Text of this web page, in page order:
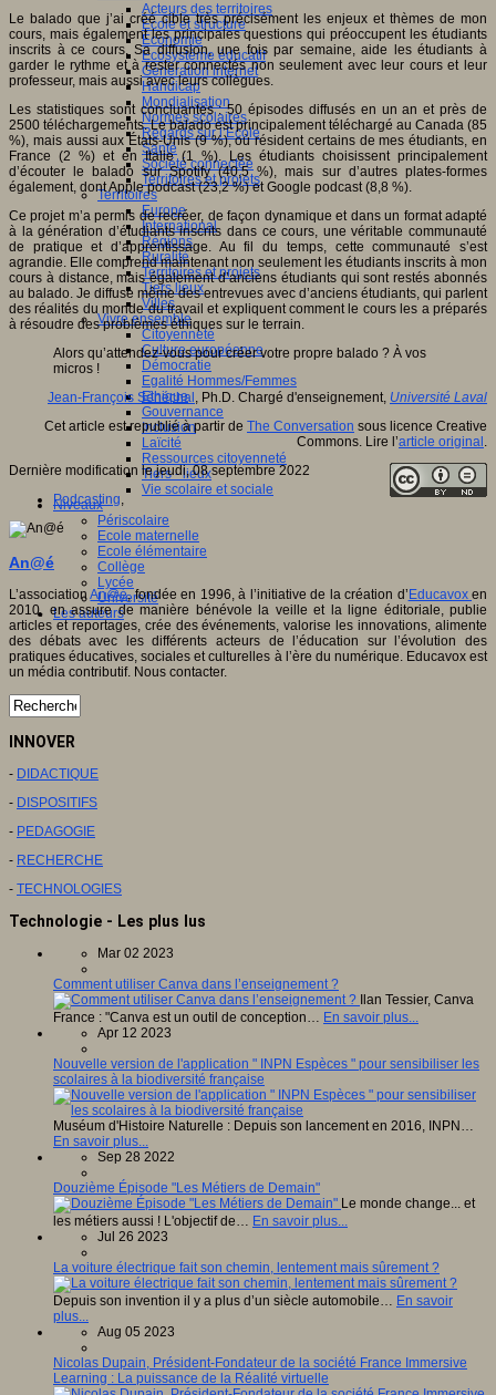
Acteurs des territoires
Ecole et structure
Economie
Ecosystème éducatif
Génération internet
Handicap
Mondialisation
Normes scolaires
Regards sur l’Ecole
Santé
Société connectée
Territoires et projets
Territoires
Europe
International
Régions
Ruralité
Territoires et projets
Tiers lieux
Villes
Vivre ensemble
Citoyenneté
Culture européenne
Démocratie
Egalité Hommes/Femmes
Ethique
Gouvernance
Inclusion
Laïcité
Ressources citoyenneté
Tiers - lieux
Vie scolaire et sociale
Niveaux
Périscolaire
Ecole maternelle
Ecole élémentaire
Collège
Lycée
Université
Les auteurs
Le balado que j’ai créé cible très précisément les enjeux et thèmes de mon
cours, mais également les principales questions qui préoccupent les étudiants
inscrits à ce cours. Sa diffusion, une fois par semaine, aide les étudiants à
garder le rythme et à rester connectés non seulement avec leur cours et leur
professeur, mais aussi avec leurs collègues.
Les statistiques sont concluantes : 50 épisodes diffusés en un an et près de
2500 téléchargements. Le balado est principalement téléchargé au Canada (85
%), mais aussi aux États-Unis (9 %), où résident certains de mes étudiants, en
France (2 %) et en Italie (1 %). Les étudiants choisissent principalement
d’écouter le balado sur Spotify (40,5 %), mais sur d’autres plates-formes
également, dont Apple podcast (23,2 %) et Google podcast (8,8 %).
Ce projet m’a permis de recréer, de façon dynamique et dans un format adapté
à la génération d’étudiants inscrits dans ce cours, une véritable communauté
de pratique et d’apprentissage. Au fil du temps, cette communauté s’est
agrandie. Elle comprend maintenant non seulement les étudiants inscrits à mon
cours à distance, mais également d’anciens étudiants qui sont restés abonnés
au balado. Je diffuse même des entrevues avec d’anciens étudiants, qui parlent
des réalités du monde du travail et expliquent comment le cours les a préparés
à résoudre des problèmes éthiques sur le terrain.
Alors qu’attendez-vous pour créer votre propre balado ? À vos
micros !
Jean-François Sénéchal , Ph.D. Chargé d'enseignement, Université Laval
Cet article est republié à partir de The Conversation sous licence Creative
Commons. Lire l’article original .
Dernière modification le jeudi, 08 septembre 2022
Podcasting,
An@é
L’associationAn@é, fondée en 1996, à l’initiative de la création d’ Educavoxen
2010, en assure de manière bénévole la veille et la ligne éditoriale, publie
articles et reportages, crée des événements, valorise les innovations, alimente
des débats avec les différents acteurs de l’éducation sur l’évolution des
pratiques éducatives, sociales et culturelles à l’ère du numérique. Educavox est
un média contributif. Nous contacter.
INNOVER
- DIDACTIQUE
- DISPOSITIFS
- PEDAGOGIE
- RECHERCHE
- TECHNOLOGIES
Technologie - Les plus lus
Mar 02 2023
Comment utiliser Canva dans l’enseignement ?
Ilan Tessier, Canva
France : "Canva est un outil de conception… En savoir plus...
Apr 12 2023
Nouvelle version de l'application " INPN Espèces " pour sensibiliser les
scolaires à la biodiversité française
Muséum d'Histoire Naturelle : Depuis son lancement en 2016, INPN…
En savoir plus...
Sep 28 2022
Douzième Épisode "Les Métiers de Demain"
Le monde change... et
les métiers aussi ! L'objectif de… En savoir plus...
Jul 26 2023
La voiture électrique fait son chemin, lentement mais sûrement ?
Depuis son invention il y a plus d’un siècle automobile… En savoir
plus...
Aug 05 2023
Nicolas Dupain, Président-Fondateur de la société France Immersive
Learning : La puissance de la Réalité virtuelle